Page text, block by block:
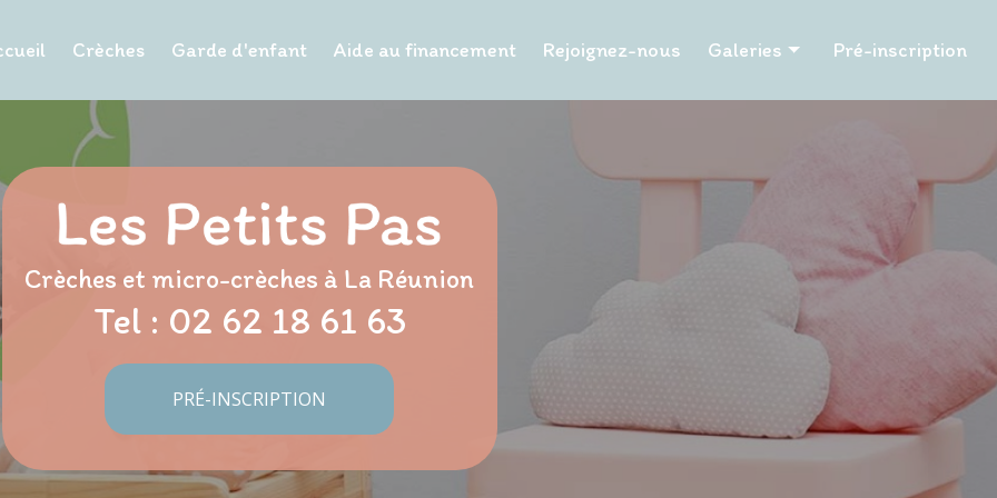
Crèches Garde d'enfant Aide au financement Rejoignez-nous Galeries
Les P'tits Papangues
Les P'tits Papillons
Les Petits Pinpins
Pré-inscription
Crèches et micro-crèches à La Réunion
Tel : 02 62 18 61 63
PRÉ-INSCRIPTION